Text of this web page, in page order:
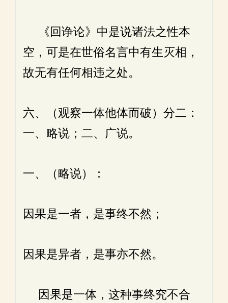
《回诤论》中是说诸法之性本
空，可是在世俗名言中有生灭相，
故无有任何相违之处。
六、（观察一体他体而破）分二：
一、略说；二、广说。
一、（略说）：
因果是一者，是事终不然；
因果是异者，是事亦不然。
因果是一体，这种事终究不合